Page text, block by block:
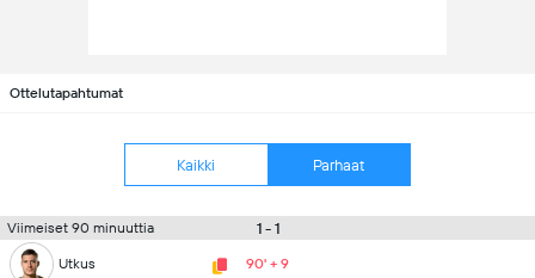
Ottelutapahtumat
Kaikki Parhaat
Viimeiset 90 minuuttia 1 - 1
Utkus 90' + 9